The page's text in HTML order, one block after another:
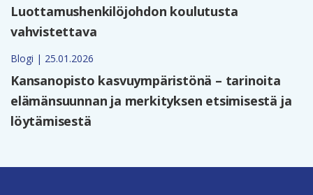
Luottamushenkilöjohdon koulutusta
vahvistettava
Blogi | 25.01.2026
Kansanopisto kasvuympäristönä – tarinoita
elämänsuunnan ja merkityksen etsimisestä ja
löytämisestä